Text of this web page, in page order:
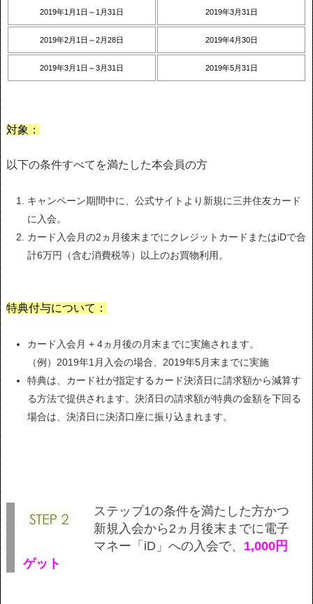
2019年1月1日～1月31日 2019年3月31日
2019年2月1日～2月28日 2019年4月30日
2019年3月1日～3月31日 2019年5月31日
対象：
以下の条件すべてを満たした本会員の方
キャンペーン期間中に、公式サイトより新規に三井住友カード
に入会。
カード入会月の2ヵ月後末までにクレジットカードまたはiDで合
計6万円（含む消費税等）以上のお買物利用。
特典付与について：
カード入会月 + 4ヵ月後の月末までに実施されます。
（例）2019年1月入会の場合、2019年5月末までに実施
特典は、カード社が指定するカード決済日に請求額から減算す
る方法で提供されます。決済日の請求額が特典の金額を下回る
場合は、決済日に決済口座に振り込まれます。
ステップ1の条件を満たした方かつ
新規入会から2ヵ月後末までに電子
マネー「iD」への入会で、 1,000円
ゲット